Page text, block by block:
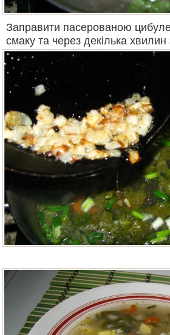
Заправити пасерованою
смаку та через декілька